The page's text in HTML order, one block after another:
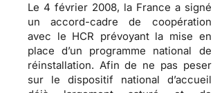
Le 4 février 2008, la France a signé
un accord-cadre de coopération
avec le HCR prévoyant la mise en
place d’un programme national de
réinstallation. Afin de ne pas peser
sur le dispositif national d’accueil